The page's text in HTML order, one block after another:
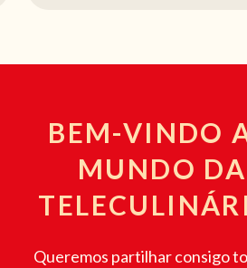
BEM-VINDO
MUNDO DA
Queremos partilhar consigo